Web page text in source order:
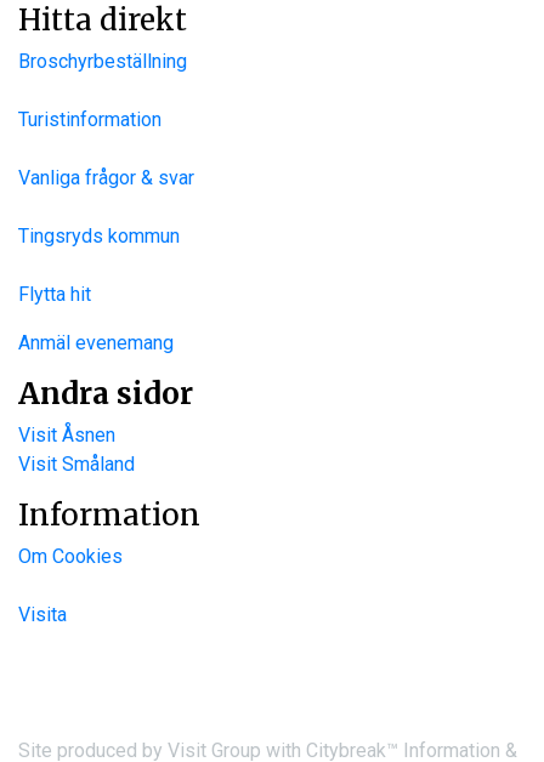
Hitta direkt
Broschyrbeställning
Turistinformation
Vanliga frågor & svar
Tingsryds kommun
Flytta hit
Anmäl evenemang
Andra sidor
Visit Åsnen
Visit Småland
Information
Om Cookies
Visita
Site produced by Visit Group with Citybreak™ Information &